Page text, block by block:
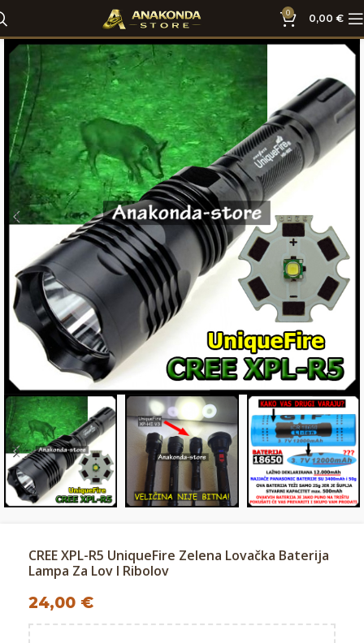
0 0,00 €
CREE XPL-R5 UniqueFire Zelena Lovačka Baterija
Lampa Za Lov I Ribolov
24,00 €